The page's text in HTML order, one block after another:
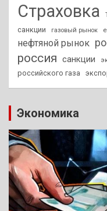
Страховка
санкции
газовый рынок
нефтяной рынок
россия санкции
российского газа
Экономика